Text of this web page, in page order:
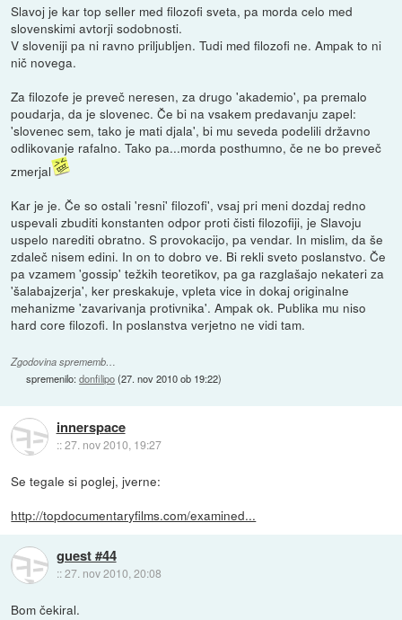
Slavoj je kar top seller med filozofi sveta, pa morda celo med
slovenskimi avtorji sodobnosti.
V sloveniji pa ni ravno priljubljen. Tudi med filozofi ne. Ampak to ni
nič novega.
Za filozofe je preveč neresen, za drugo 'akademio', pa premalo
poudarja, da je slovenec. Če bi na vsakem predavanju zapel:
'slovenec sem, tako je mati djala', bi mu seveda podelili državno
odlikovanje rafalno. Tako pa...morda posthumno, če ne bo preveč
zmerjal
Kar je je. Če so ostali 'resni' filozofi', vsaj pri meni dozdaj redno
uspevali zbuditi konstanten odpor proti čisti filozofiji, je Slavoju
uspelo narediti obratno. S provokacijo, pa vendar. In mislim, da še
zdaleč nisem edini. In on to dobro ve. Bi rekli sveto poslanstvo. Če
pa vzamem 'gossip' težkih teoretikov, pa ga razglašajo nekateri za
'šalabajzerja', ker preskakuje, vpleta vice in dokaj originalne
mehanizme 'zavarivanja protivnika'. Ampak ok. Publika mu niso
hard core filozofi. In poslanstva verjetno ne vidi tam.
Zgodovina sprememb…
spremenilo:donfilipo(27. nov 2010 ob 19:22)
innerspace
::27. nov 2010, 19:27
Se tegale si poglej, jverne:
http://topdocumentaryfilms.com/examined...
guest #44
::27. nov 2010, 20:08
Bom čekiral.